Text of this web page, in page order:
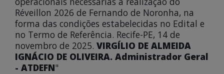
Réveillon 2026 de Fernando de Noronha, na
forma das condições estabelecidas no Edital e
no Termo de Referência. Recife-PE, 14 de
novembro de 2025. VIRGÍLIO DE ALMEIDA
IGNÁCIO DE OLIVEIRA. Administrador Geral
- ATDEFN"